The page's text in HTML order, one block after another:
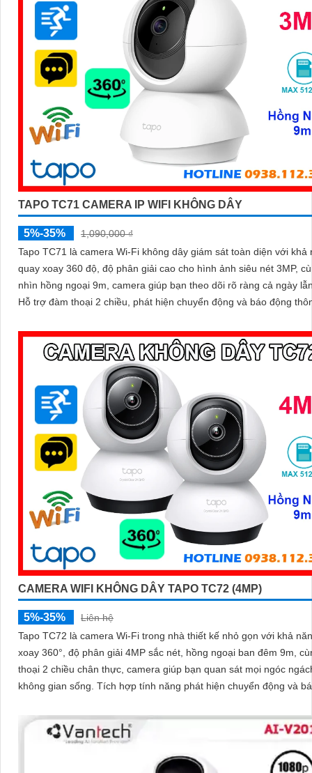
TAPO TC71 CAMERA IP WIFI KHÔNG DÂY
5%-35%
1,090,000 ₫
Tapo TC71 là camera Wi-Fi không dây giám sát toàn diện với khả
quay xoay 360 độ, độ phân giải cao cho hình ảnh siêu nét 3MP,
nhìn hồng ngoại 9m, camera giúp bạn theo dõi rõ ràng cả ngày
Hỗ trợ đàm thoại 2 chiều, phát hiện chuyển động và báo động
động bảo vệ an toàn cho ngôi nhà bạn
CAMERA WIFI KHÔNG DÂY TAPO TC72 (4MP)
5%-35%
Liên hệ
Tapo TC72 là camera Wi-Fi trong nhà thiết kế nhỏ gọn với khả
xoay 360°, độ phân giải 4MP sắc nét, hồng ngoại ban đêm 9m,
thoại 2 chiều chân thực, camera giúp bạn quan sát mọi ngóc
không gian sống. Tích hợp tính năng phát hiện chuyển động và báo động
sự an tâm tuyệt đối cho cả gia đình